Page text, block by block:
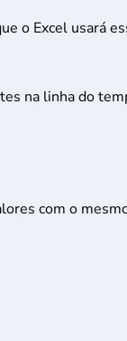
o Excel usará
na linha do
com o